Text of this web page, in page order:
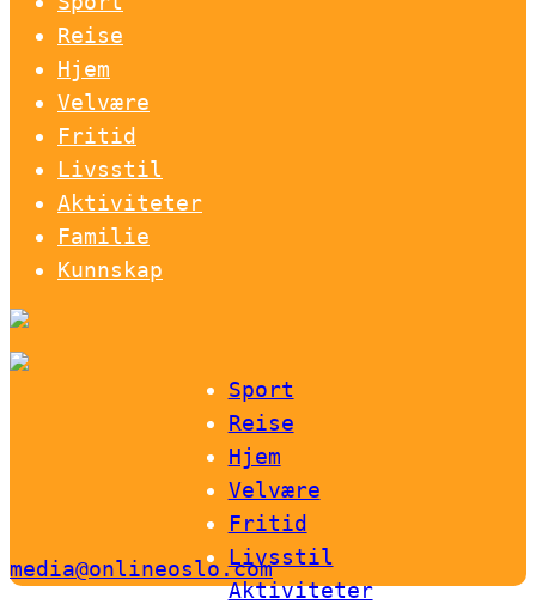
Reise
Hjem
Velvære
Fritid
Livsstil
Aktiviteter
Familie
Kunnskap
Sport
Reise
Hjem
Velvære
Fritid
Livsstil
Aktiviteter
media@onlineoslo.com